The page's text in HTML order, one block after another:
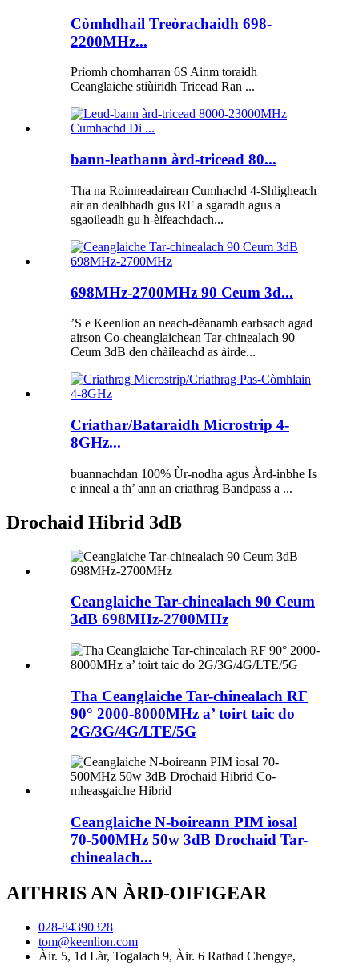
Còmhdhail Treòrachaidh 698-
2200MHz...
Prìomh chomharran 6S Ainm toraidh
Ceanglaiche stiùiridh Tricead Ran ...
bann-leathann àrd-tricead 80...
Tha na Roinneadairean Cumhachd 4-Shligheach
air an dealbhadh gus RF a sgaradh agus a
sgaoileadh gu h-èifeachdach...
698MHz-2700MHz 90 Ceum 3d...
’S e Keenlion an neach-dèanamh earbsach agad
airson Co-cheanglaichean Tar-chinealach 90
Ceum 3dB den chàileachd as àirde...
Criathar/Bataraidh Microstrip 4-
8GHz...
buannachdan 100% Ùr-nodha agus Àrd-inbhe Is
e inneal a th’ ann an criathrag Bandpass a ...
Drochaid Hibrid 3dB
Ceanglaiche Tar-chinealach 90 Ceum
3dB 698MHz-2700MHz
Tha Ceanglaiche Tar-chinealach RF
90° 2000-8000MHz a’ toirt taic do
2G/3G/4G/LTE/5G
Ceanglaiche N-boireann PIM ìosal
70-500MHz 50w 3dB Drochaid Tar-
chinealach...
AITHRIS AN ÀRD-OIFIGEAR
028-84390328
tom@keenlion.com
Àir. 5, 1d Làr, Togalach 9, Àir. 6 Rathad Chengye,